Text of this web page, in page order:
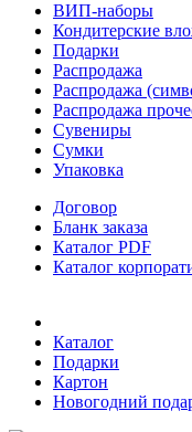
ВИП-наборы
Кондитерские
Подарки
Распродажа
Распродажа
Распродажа
Сувениры
Сумки
Упаковка
Договор
Бланк заказа
Каталог PDF
Каталог
Каталог
Подарки
Картон
Новогодний